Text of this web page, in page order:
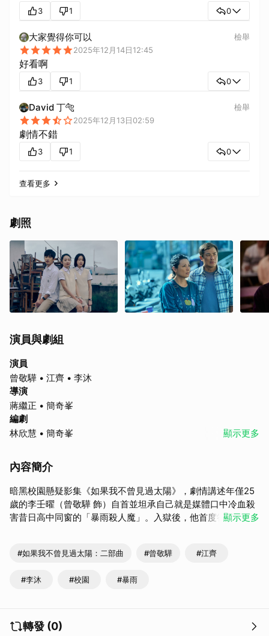
3 1 0
大家覺得你可以
2025年12月14日12:45
檢舉
好看啊
3 1 0
David 丁🐅
2025年12月13日02:59
檢舉
劇情不錯
3 1 0
查看更多
劇照
演員與劇組
演員
曾敬驊 • 江齊 • 李沐
導演
蔣繼正 • 簡奇峯
編劇
林欣慧 • 簡奇峯
顯示更多
內容簡介
暗黑校園懸疑影集《如果我不曾見過太陽》，劇情講述年僅25
歲的李壬曜（曾敬驊 飾）自首並坦承自己就是媒體口中冷血殺
害昔日高中同窗的「暴雨殺人魔」。入獄後，他首度答應接受
女（李沐 飾）糾纏。夢境與現實的界線逐漸模糊，埋藏在校園
顯示更多
#如果我不曾見過太陽：二部曲 #曾敬驊 #江齊
#李沐 #校園 #暴雨
轉發 (0)